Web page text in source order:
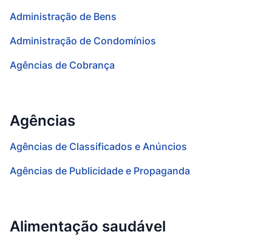
Administração de Bens
Administração de Condomínios
Agências de Cobrança
Agências
Agências de Classificados e Anúncios
Agências de Publicidade e Propaganda
Alimentação saudável